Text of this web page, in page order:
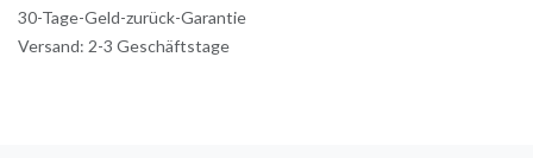
30-Tage-Geld-zurück-Garantie
Versand: 2-3 Geschäftstage